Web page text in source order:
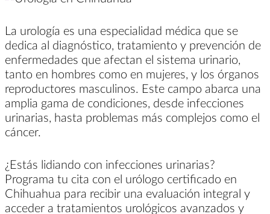
La urología es una especialidad médica que se
dedica al diagnóstico, tratamiento y prevención de
enfermedades que afectan el sistema urinario,
tanto en hombres como en mujeres, y los órganos
reproductores masculinos. Este campo abarca una
amplia gama de condiciones, desde infecciones
urinarias, hasta problemas más complejos como el
cáncer.
¿Estás lidiando con infecciones urinarias?
Programa tu cita con el urólogo certificado en
Chihuahua para recibir una evaluación integral y
acceder a tratamientos urológicos avanzados y